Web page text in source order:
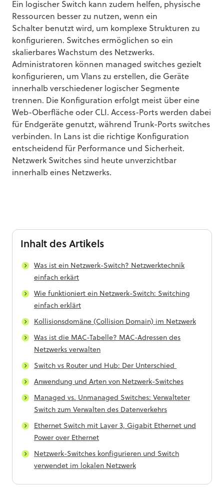
Ein logischer Switch kann zudem helfen, physische
Ressourcen besser zu nutzen, wenn ein
Schalter benutzt wird, um komplexe Strukturen zu
konfigurieren. Switches ermöglichen so ein
skalierbares Wachstum des Netzwerks.
Administratoren können managed switches gezielt
konfigurieren, um Vlans zu erstellen, die Geräte
innerhalb verschiedener logischer Segmente
trennen. Die Konfiguration erfolgt meist über eine
Web-Oberfläche oder CLI. Access-Ports werden dabei
für Endgeräte genutzt, während Trunk-Ports switches
verbinden. In Lans ist die richtige Konfiguration
entscheidend für Performance und Sicherheit.
Netzwerk Switches sind heute unverzichtbar
innerhalb eines Netzwerks.
Inhalt des Artikels
Was ist ein Netzwerk-Switch? Netzwerktechnik
einfach erkärt
Wie funktioniert ein Netzwerk-Switch: Switching
einfach erklärt
Kollisionsdomäne (Collision Domain) im Netzwerk
Was ist die MAC-Tabelle? MAC-Adressen des
Netzwerks verwalten
Switch vs Router und Hub: Der Unterschied
Anwendung und Arten von Netzwerk-Switches
Managed vs. Unmanaged Switches: Verwalteter
Switch zum Verwalten des Datenverkehrs
Ethernet Switch mit Layer 3, Gigabit Ethernet und
Power over Ethernet
Netzwerk-Switches konfigurieren und Switch
verwendet im lokalen Netzwerk